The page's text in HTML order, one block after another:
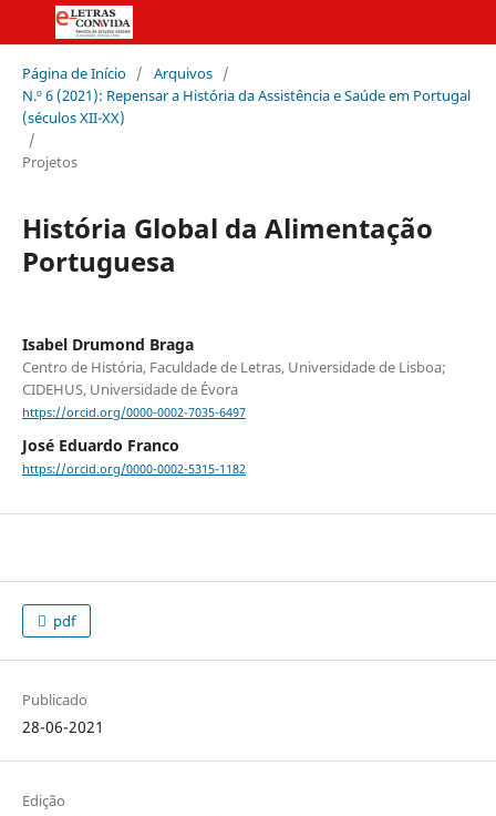
Página de Início / Arquivos /
N.º 6 (2021): Repensar a História da Assistência e Saúde em Portugal
(séculos XII-XX)
/
Projetos
História Global da Alimentação
Portuguesa
Isabel Drumond Braga
Centro de História, Faculdade de Letras, Universidade de Lisboa;
CIDEHUS, Universidade de Évora
https://orcid.org/0000-0002-7035-6497
José Eduardo Franco
https://orcid.org/0000-0002-5315-1182
pdf
Publicado
28-06-2021
Edição